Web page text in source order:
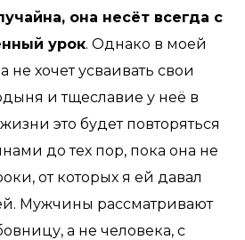
она несёт всегда с
урок. Однако в моей
хочет усваивать свои
и тщеславие у неё в
это будет повторяться
до тех пор, пока она не
от которых я ей давал
Мужчины рассматривают
а не человека, с